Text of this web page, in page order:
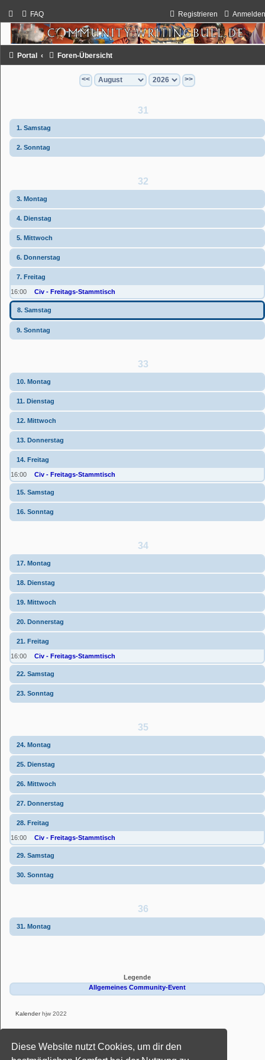
Diese Website nutzt Cookies, um dir den
FAQ Registrieren
Portal Foren-Übersicht
<< >>
31
1. Samstag
2. Sonntag
32
3. Montag
4. Dienstag
5. Mittwoch
6. Donnerstag
7. Freitag
16:00 Civ - Freitags-Stammtisch
8. Samstag
9. Sonntag
33
10. Montag
11. Dienstag
12. Mittwoch
13. Donnerstag
14. Freitag
16:00 Civ - Freitags-Stammtisch
15. Samstag
16. Sonntag
34
17. Montag
18. Dienstag
19. Mittwoch
20. Donnerstag
21. Freitag
16:00 Civ - Freitags-Stammtisch
22. Samstag
23. Sonntag
35
24. Montag
25. Dienstag
26. Mittwoch
27. Donnerstag
28. Freitag
16:00 Civ - Freitags-Stammtisch
29. Samstag
30. Sonntag
36
31. Montag
Legende
Allgemeines Community-Event
Kalenderhjw 2022
Deutsche Übersetzung durch phpBB.de